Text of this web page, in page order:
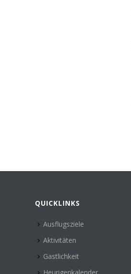
QUICKLINKS
Ausflugsziele
Aktivitäten
Gastlichkeit